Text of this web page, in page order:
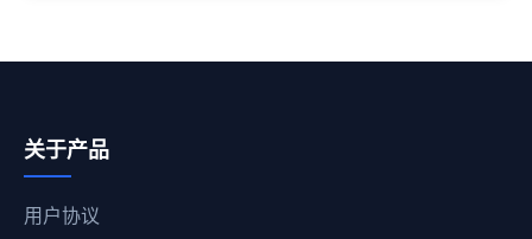
关于产品
用户协议